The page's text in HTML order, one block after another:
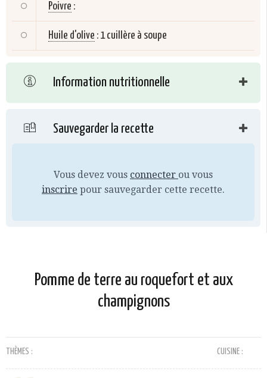
Poivre :
Huile d'olive : 1 cuillère à soupe
Information nutritionnelle
Sauvegarder la recette
Vous devez vous connecter ou vous
inscrire pour sauvegarder cette recette.
Pomme de terre au roquefort et aux
champignons
THÈMES : CUISINE :